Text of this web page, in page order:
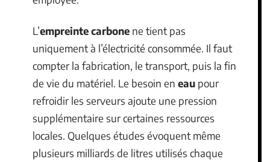
L’empreinte carbone ne tient pas
uniquement à l’électricité consommée. Il faut
compter la fabrication, le transport, puis la fin
de vie du matériel. Le besoin en eau pour
refroidir les serveurs ajoute une pression
supplémentaire sur certaines ressources
locales. Quelques études évoquent même
plusieurs milliards de litres utilisés chaque